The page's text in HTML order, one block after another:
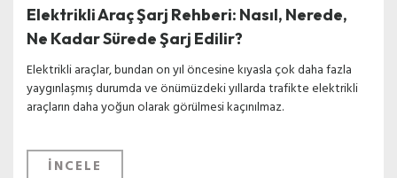
Elektrikli Araç Şarj Rehberi: Nasıl, Nerede,
Ne Kadar Sürede Şarj Edilir?
Elektrikli araçlar, bundan on yıl öncesine kıyasla çok daha fazla
yaygınlaşmış durumda ve önümüzdeki yıllarda trafikte elektrikli
araçların daha yoğun olarak görülmesi kaçınılmaz.
İNCELE